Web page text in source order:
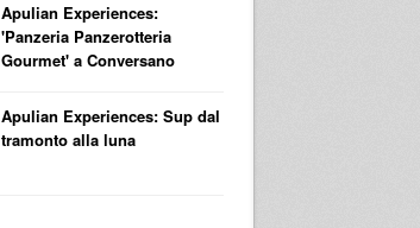
Apulian Experiences:
'Panzeria Panzerotteria
Gourmet' a Conversano
Apulian Experiences: Sup dal
tramonto alla luna